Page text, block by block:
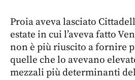
Proia aveva lasciato
estate in cui l’aveva fatto
non è più riuscito a fornire
quelle che lo avevano
mezzali più determinanti